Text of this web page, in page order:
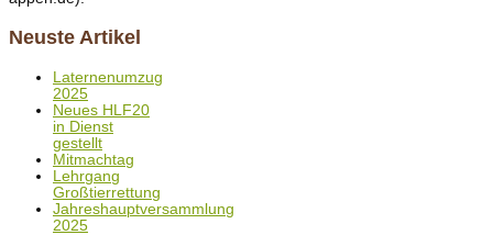
Neuste Artikel
Laternenumzug
2025
Neues HLF20
in Dienst
gestellt
Mitmachtag
Lehrgang
Großtierrettung
Jahreshauptversammlung
2025